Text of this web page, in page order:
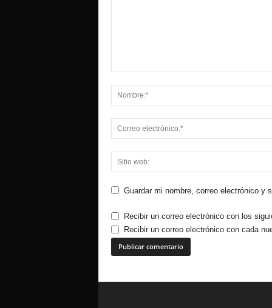
Guardar mi nombre, correo electrónico y
Recibir un correo electrónico con los
Recibir un correo electrónico con cada